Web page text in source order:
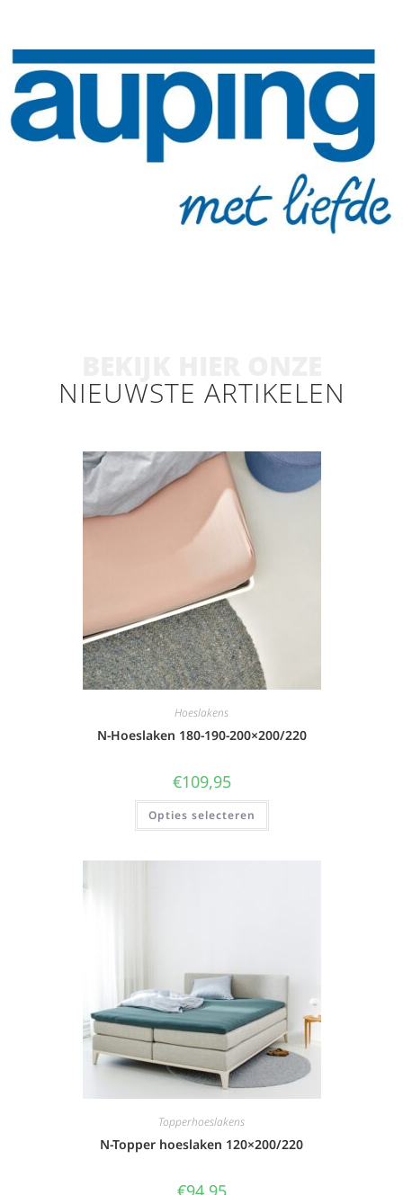
NIEUWSTE ARTIKELEN
Hoeslakens
N-Hoeslaken 180-190-200×200/220
€109,95
Opties selecteren
Topperhoeslakens
N-Topper hoeslaken 120×200/220
€94,95